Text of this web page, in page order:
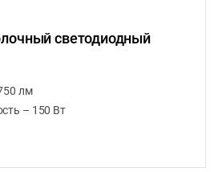
светодиодный
лм
– 150 Вт